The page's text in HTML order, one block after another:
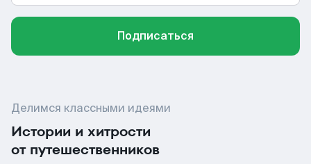
Подписаться
Делимся классными идеями
Истории и хитрости
от путешественников